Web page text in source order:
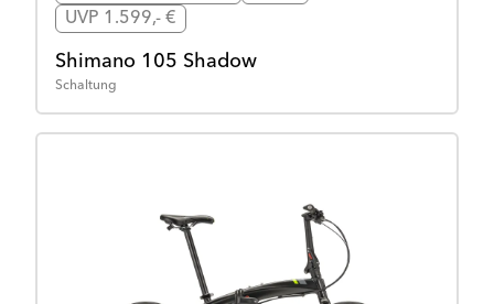
UVP 1.599,- €
Shimano 105 Shadow
Schaltung